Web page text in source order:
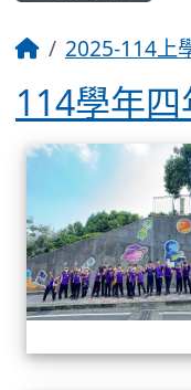
2025-114上
114學年
相簿列表